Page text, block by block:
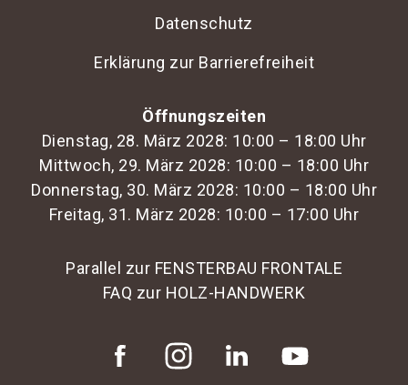
Datenschutz
Erklärung zur Barrierefreiheit
Öffnungszeiten
Dienstag, 28. März 2028: 10:00 – 18:00 Uhr
Mittwoch, 29. März 2028: 10:00 – 18:00 Uhr
Donnerstag, 30. März 2028: 10:00 – 18:00 Uhr
Freitag, 31. März 2028: 10:00 – 17:00 Uhr
Parallel zur FENSTERBAU FRONTALE
FAQ zur HOLZ-HANDWERK